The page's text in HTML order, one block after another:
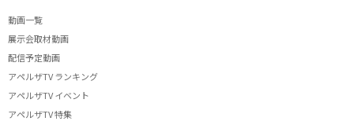
動画一覧
展示会取材動画
配信予定動画
アペルザTV ランキング
アペルザTV イベント
アペルザTV 特集